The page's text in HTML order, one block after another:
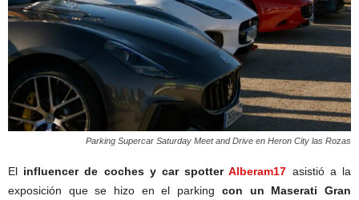
Parking Supercar Saturday Meet and Drive en Heron City las Rozas
El influencer de coches y car spotterAlberam17 asistió a la
exposición que se hizo en el parking con un Maserati Gran